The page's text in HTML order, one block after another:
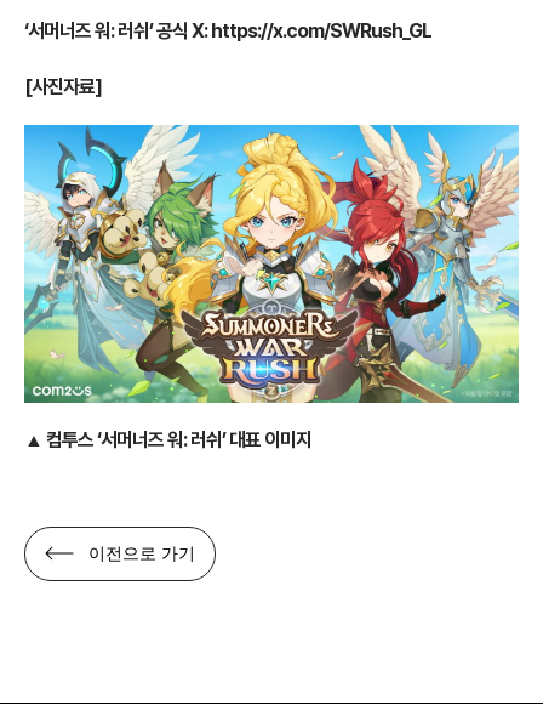
‘서머너즈 워: 러쉬’ 공식 X:https://x.com/SWRush_GL
[사진자료]
▲ 컴투스 ‘서머너즈 워: 러쉬’ 대표 이미지
이전으로 가기